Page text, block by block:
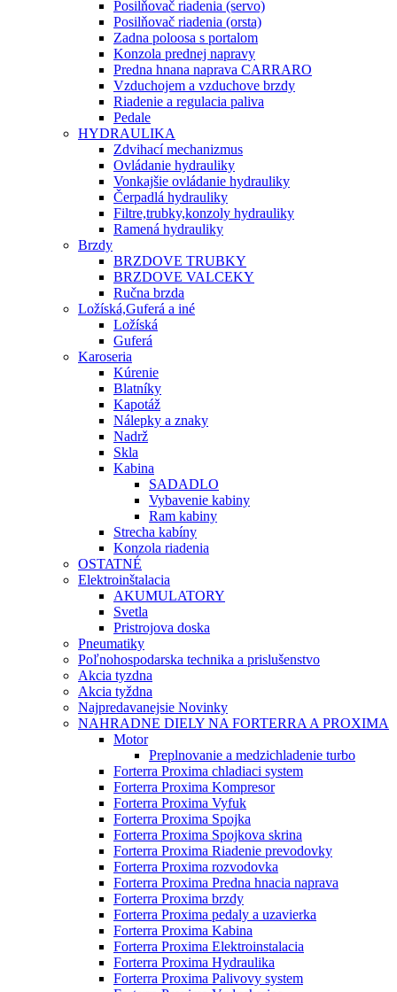
Posilňovač riadenia (servo)
Posilňovač riadenia (orsta)
Zadna poloosa s portalom
Konzola prednej napravy
Predna hnana naprava CARRARO
Vzduchojem a vzduchove brzdy
Riadenie a regulacia paliva
Pedale
HYDRAULIKA
Zdvihací mechanizmus
Ovládanie hydrauliky
Vonkajšie ovládanie hydrauliky
Čerpadlá hydrauliky
Filtre,trubky,konzoly hydrauliky
Ramená hydrauliky
Brzdy
BRZDOVE TRUBKY
BRZDOVE VALCEKY
Ručna brzda
Ložíská,Guferá a iné
Ložíská
Guferá
Karoseria
Kúrenie
Blatníky
Kapotáž
Nálepky a znaky
Nadrž
Skla
Kabina
SADADLO
Vybavenie kabiny
Ram kabiny
Strecha kabíny
Konzola riadenia
OSTATNÉ
Elektroinštalacia
AKUMULATORY
Svetla
Pristrojova doska
Pneumatiky
Poľnohospodarska technika a prislušenstvo
Akcia tyzdna
Akcia tyždna
Najpredavanejsie Novinky
NAHRADNE DIELY NA FORTERRA A PROXIMA
Motor
Preplnovanie a medzichladenie turbo
Forterra Proxima chladiaci system
Forterra Proxima Kompresor
Forterra Proxima Vyfuk
Forterra Proxima Spojka
Forterra Proxima Spojkova skrina
Forterra Proxima Riadenie prevodovky
Forterra Proxima rozvodovka
Forterra Proxima Predna hnacia naprava
Forterra Proxima brzdy
Forterra Proxima pedaly a uzavierka
Forterra Proxima Kabina
Forterra Proxima Elektroinstalacia
Forterra Proxima Hydraulika
Forterra Proxima Palivovy system